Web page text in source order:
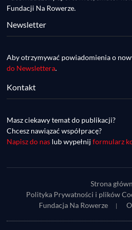
- zaprasza Mateusz
samochwałki
Fundacji Na Rowerze.
Newsletter
Aby otrzymywać powiadomienia o
do Newslettera.
Kontakt
Masz ciekawy temat do publikacji?
Chcesz nawiązać współpracę?
Napisz do nas lub wypełnijformularz
Strona
Polityka Prywatności i plików
Fundacja Na Rowerze